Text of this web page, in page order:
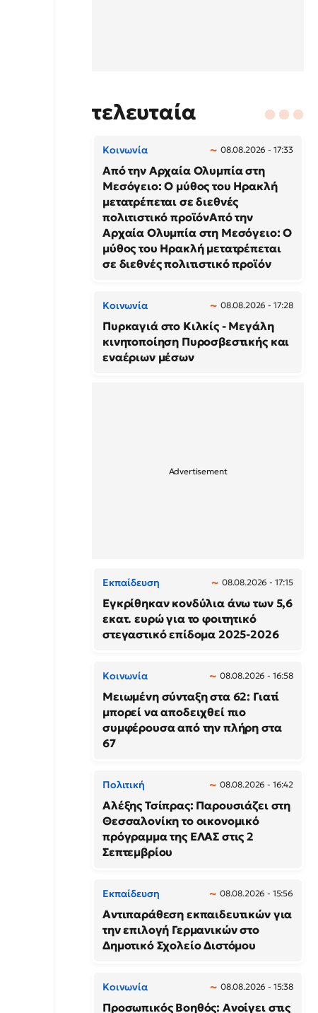
τελευταία
Κοινωνία 08.08.2026 - 17:33
Από την Αρχαία Ολυμπία στη
Μεσόγειο: Ο μύθος του Ηρακλή
μετατρέπεται σε διεθνές
πολιτιστικό προϊόνΑπό την
Αρχαία Ολυμπία στη Μεσόγειο: Ο
μύθος του Ηρακλή μετατρέπεται
σε διεθνές πολιτιστικό προϊόν
Κοινωνία 08.08.2026 - 17:28
Πυρκαγιά στο Κιλκίς - Μεγάλη
κινητοποίηση Πυροσβεστικής και
εναέριων μέσων
Εκπαίδευση 08.08.2026 - 17:15
Εγκρίθηκαν κονδύλια άνω των 5,6
εκατ. ευρώ για το φοιτητικό
στεγαστικό επίδομα 2025-2026
Κοινωνία 08.08.2026 - 16:58
Μειωμένη σύνταξη στα 62: Γιατί
μπορεί να αποδειχθεί πιο
συμφέρουσα από την πλήρη στα
67
Πολιτική 08.08.2026 - 16:42
Αλέξης Τσίπρας: Παρουσιάζει στη
Θεσσαλονίκη το οικονομικό
πρόγραμμα της ΕΛΑΣ στις 2
Σεπτεμβρίου
Εκπαίδευση 08.08.2026 - 15:56
Αντιπαράθεση εκπαιδευτικών για
την επιλογή Γερμανικών στο
Δημοτικό Σχολείο Διστόμου
Κοινωνία 08.08.2026 - 15:38
Προσωπικός Βοηθός: Ανοίγει στις